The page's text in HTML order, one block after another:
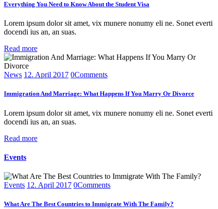
Everything You Need to Know About the Student Visa
Lorem ipsum dolor sit amet, vix munere nonumy eli ne. Sonet everti
docendi ius an, an suas.
Read more
News 12. April 2017 0Comments
Immigration And Marriage: What Happens If You Marry Or Divorce
Lorem ipsum dolor sit amet, vix munere nonumy eli ne. Sonet everti
docendi ius an, an suas.
Read more
Events
Events 12. April 2017 0Comments
What Are The Best Countries to Immigrate With The Family?